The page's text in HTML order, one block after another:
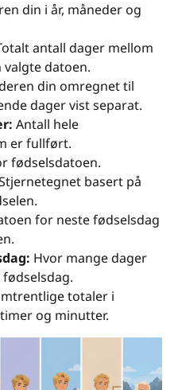
din i år, måneder og
antall dager mellom
datoen.
din omregnet til
dager vist separat.
Antall hele
er fullført.
fødselsdatoen.
basert på
for neste fødselsdag
Hvor mange dager
totaler i
og minutter.